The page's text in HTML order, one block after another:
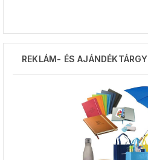
REKLÁM- ÉS AJÁNDÉKTÁRGY